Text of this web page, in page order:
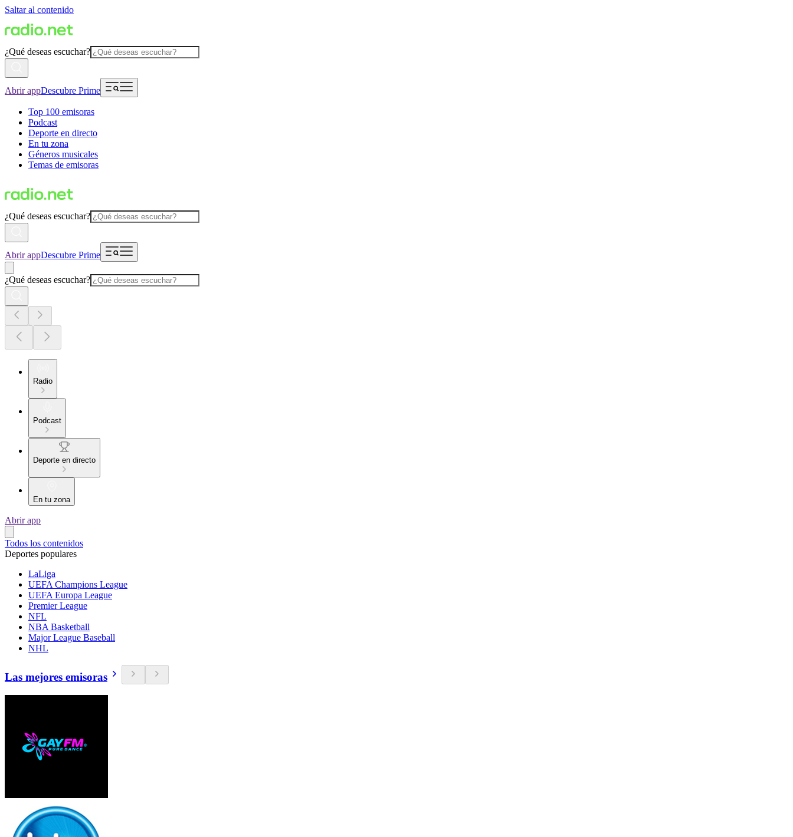
Saltar al contenido
¿Qué deseas escuchar?
Abrir appDescubre Prime
Top 100 emisoras
Podcast
Deporte en directo
En tu zona
Géneros musicales
Temas de emisoras
¿Qué deseas escuchar?
Abrir appDescubre Prime
¿Qué deseas escuchar?
Radio
Podcast
Deporte en directo
En tu zona
Abrir app
Todos los contenidos
Deportes populares
LaLiga
UEFA Champions League
UEFA Europa League
Premier League
NFL
NBA Basketball
Major League Baseball
NHL
Las mejores emisoras